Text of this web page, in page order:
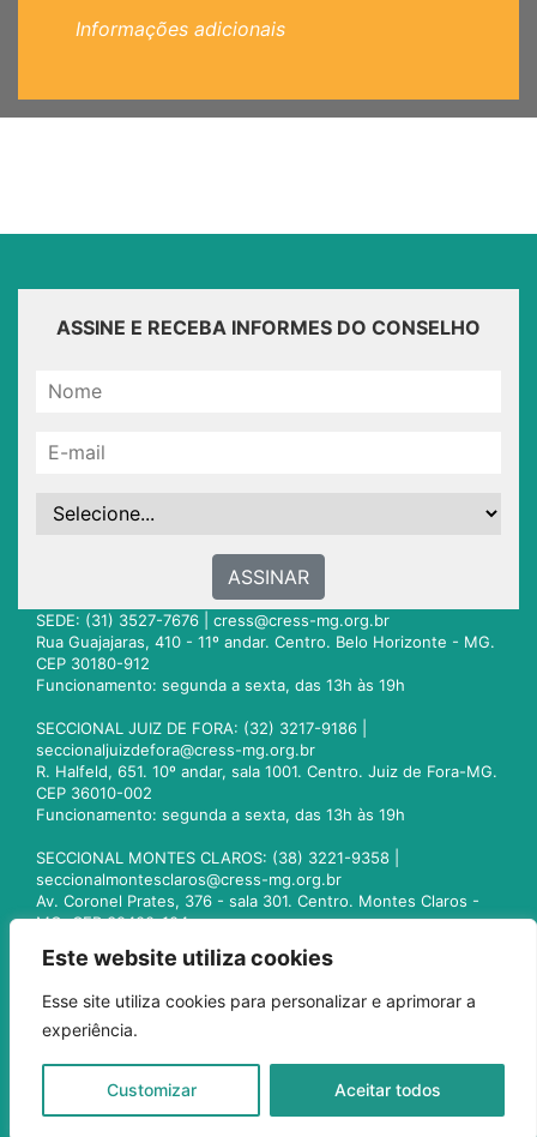
Este website utiliza cookies
Esse site utiliza cookies para personalizar e aprimorar a
experiência.
Customizar Aceitar todos
Informações adicionais
ASSINE E RECEBA INFORMES DO CONSELHO
ASSINAR
SEDE: (31) 3527-7676 | cress@cress-mg.org.br
Rua Guajajaras, 410 - 11º andar. Centro. Belo Horizonte - MG.
CEP 30180-912
Funcionamento: segunda a sexta, das 13h às 19h
SECCIONAL JUIZ DE FORA: (32) 3217-9186 |
seccionaljuizdefora@cress-mg.org.br
R. Halfeld, 651. 10º andar, sala 1001. Centro. Juiz de Fora-MG.
CEP 36010-002
Funcionamento: segunda a sexta, das 13h às 19h
SECCIONAL MONTES CLAROS: (38) 3221-9358 |
seccionalmontesclaros@cress-mg.org.br
Av. Coronel Prates, 376 - sala 301. Centro. Montes Claros -
MG. CEP 39400-104
seccionaluberlandia@cress-mg.org.br
Av. Afonso Pena, 547 - sala 101. Uberlândia - MG. CEP